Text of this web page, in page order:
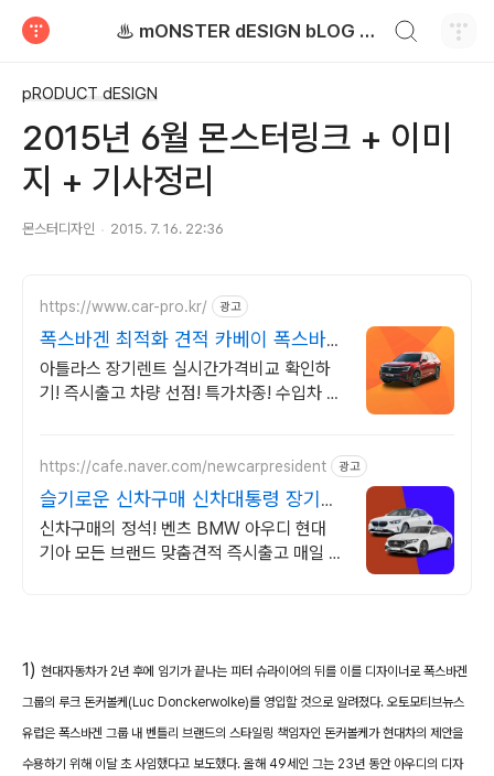
♨ mONSTER dESIGN bLOG - 몬스터디자인 블로그
pRODUCT dESIGN
2015년 6월 몬스터링크 + 이미
지 + 기사정리
몬스터디자인 2015. 7. 16. 22:36
https://www.car-pro.kr/ 광고
폭스바겐 최적화 견적 카베이 폭스바겐
특가차량 무료견적
아틀라스 장기렌트 실시간가격비교 확인하
기! 즉시출고 차량 선점! 특가차종! 수입차 최
https://cafe.naver.com/newcarpresident 광고
슬기로운 신차구매 신차대통령 장기렌
트 리스 저렴한 견적
신차구매의 정석! 벤츠 BMW 아우디 현대
기아 모든 브랜드 맞춤견적 즉시출고 매일 즉
1) 현대자동차가 2년 후에 임기가 끝나는 피터 슈라이어의 뒤를 이를 디자이너로 폭스바겐
그룹의 루크 돈커볼케(Luc Donckerwolke)를 영입할 것으로 알려졌다. 오토모티브뉴스
유럽은 폭스바겐 그룹 내 벤틀리 브랜드의 스타일링 책임자인 돈커볼케가 현대차의 제안을
수용하기 위해 이달 초 사임했다고 보도했다. 올해 49세인 그는 23년 동안 아우디의 디자